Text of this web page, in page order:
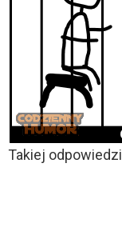
Takiej